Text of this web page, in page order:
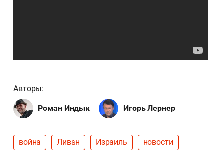
Авторы:
Роман Индык Игорь Лернер
война Ливан Израиль новости